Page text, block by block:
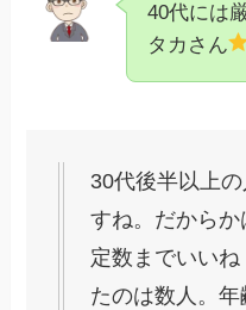
40代には
タカさん
30代後半以上
すね。だから
定数までいい
たのは数人。